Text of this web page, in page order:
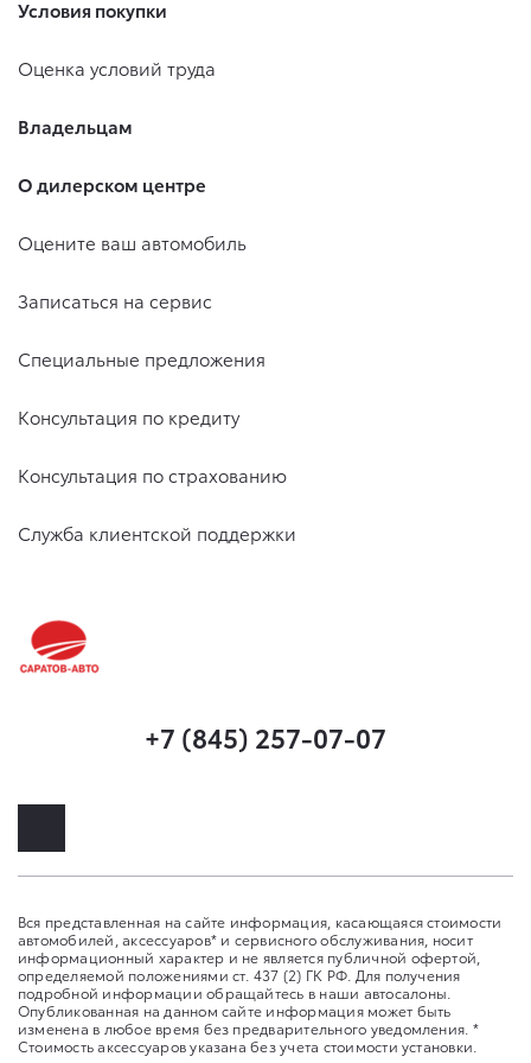
Условия покупки
Оценка условий труда
Владельцам
О дилерском центре
Оцените ваш автомобиль
Записаться на сервис
Специальные предложения
Консультация по кредиту
Консультация по страхованию
Служба клиентской поддержки
+7 (845) 257-07-07
Вся представленная на сайте информация, касающаяся стоимости
автомобилей, аксессуаров* и сервисного обслуживания, носит
информационный характер и не является публичной офертой,
определяемой положениями ст. 437 (2) ГК РФ. Для получения
подробной информации обращайтесь в наши автосалоны.
Опубликованная на данном сайте информация может быть
изменена в любое время без предварительного уведомления. *
Стоимость аксессуаров указана без учета стоимости установки.